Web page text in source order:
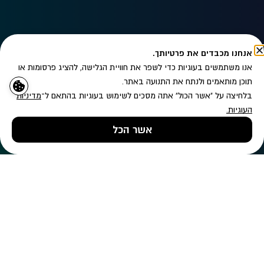
מעוניין/ת לקבל עדכונים לפימדיניות הפרטיות
שליחה
אנחנו מכבדים את פרטיותך.
אנו משתמשים בעוגיות כדי לשפר את חוויית הגלישה, להציג פרסומות או
תוכן מותאמים ולנתח את התנועה באתר.
בלחיצה על "אשר הכול" אתה מסכים לשימוש בעוגיות בהתאם ל־מדיניות
העוגיות
אשר הכל